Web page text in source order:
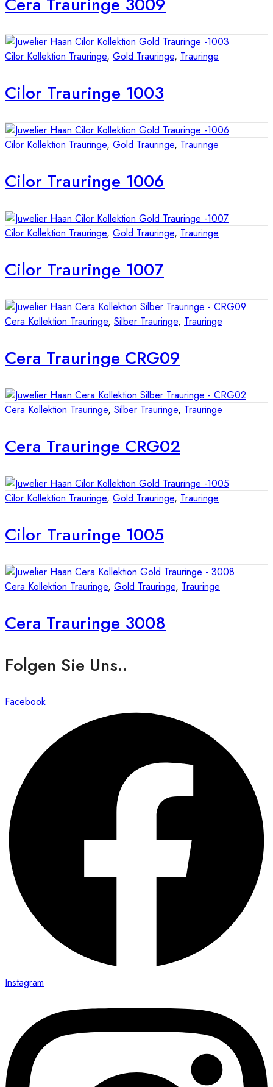
Cilor Kollektion Trauringe, Gold Trauringe, Trauringe
Cilor Trauringe 1003
Cilor Kollektion Trauringe, Gold Trauringe, Trauringe
Cilor Trauringe 1006
Cilor Kollektion Trauringe, Gold Trauringe, Trauringe
Cilor Trauringe 1007
Cera Kollektion Trauringe, Silber Trauringe, Trauringe
Cera Trauringe CRG09
Cera Kollektion Trauringe, Silber Trauringe, Trauringe
Cera Trauringe CRG02
Cilor Kollektion Trauringe, Gold Trauringe, Trauringe
Cilor Trauringe 1005
Cera Kollektion Trauringe, Gold Trauringe, Trauringe
Cera Trauringe 3008
Folgen Sie Uns..
Facebook
Instagram